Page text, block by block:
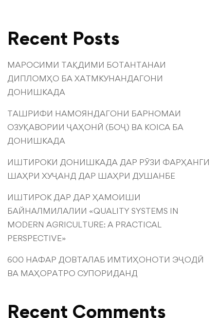
Recent Posts
МАРОСИМИ ТАҚДИМИ БОТАНТАНАИ
ДИПЛОМҲО БА ХАТМКУНАНДАГОНИ
ДОНИШКАДА
ТАШРИФИ НАМОЯНДАГОНИ БАРНОМАИ
ОЗУҚАВОРИИ ҶАҲОНӢ (БОҶ) ВА KOICA БА
ДОНИШКАДА
ИШТИРОКИ ДОНИШКАДА ДАР РӮЗИ ФАРҲАНГИ
ШАҲРИ ХУҶАНД ДАР ШАҲРИ ДУШАНБЕ
ИШТИРОК ДАР ДАР ҲАМОИШИ
БАЙНАЛМИЛАЛИИ «QUALITY SYSTEMS IN
MODERN AGRICULTURE: A PRACTICAL
PERSPECTIVE»
600 НАФАР ДОВТАЛАБ ИМТИҲОНОТИ ЭҶОДӢ
ВА МАҲОРАТРО СУПОРИДАНД
Recent Comments